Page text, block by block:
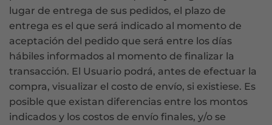
lugar de entrega de sus pedidos, el plazo de
entrega es el que será indicado al momento de
aceptación del pedido que será entre los días
hábiles informados al momento de finalizar la
transacción. El Usuario podrá, antes de efectuar la
compra, visualizar el costo de envío, si existiese. Es
posible que existan diferencias entre los montos
indicados y los costos de envío finales, y/o se